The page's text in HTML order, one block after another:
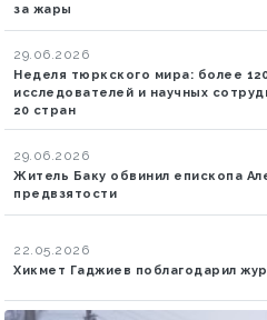
за жары
29.06.2026
Неделя тюркского мира: более
исследователей и научных
20 стран
29.06.2026
Житель Баку обвинил епископа
предвзятости
22.05.2026
Хикмет Гаджиев поблагодарил